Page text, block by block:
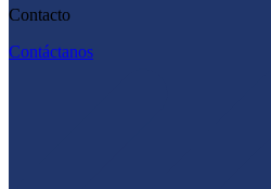
Contacto
Contáctanos